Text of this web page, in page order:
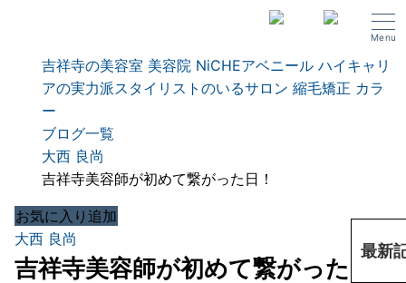
Menu
吉祥寺の美容室 美容院 NiCHEアベニール ハイキャリ
アの実力派スタイリストのいるサロン 縮毛矯正 カラ
ー
ブログ一覧
大西 良尚
吉祥寺美容師が初めて繋がった日！
お気に入り追加
大西 良尚
吉祥寺美容師が初めて繋がった
最新